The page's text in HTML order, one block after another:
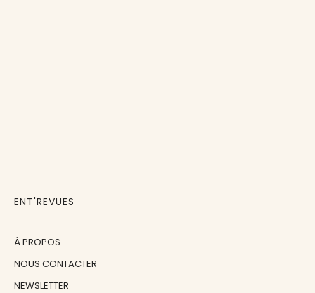
ENT'REVUES
À PROPOS
NOUS CONTACTER
NEWSLETTER